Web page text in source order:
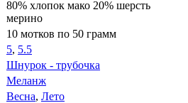
80% хлопок мако 20% шерсть
мерино
10 мотков по 50 грамм
5, 5.5
Шнурок - трубочка
Меланж
Весна, Лето